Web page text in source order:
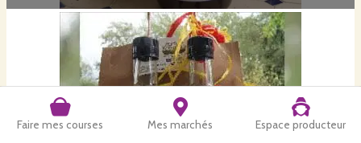
Faire mes courses Mes marchés Espace producteur